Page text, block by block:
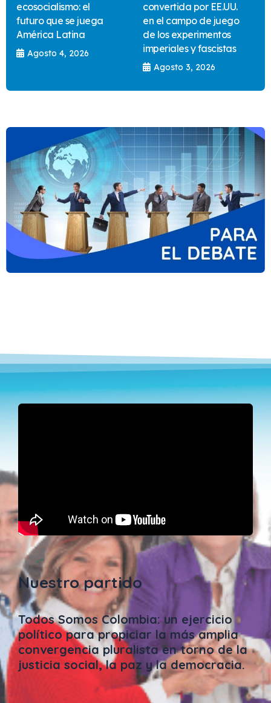
ecosocialismo: el
futuro que se juega
América Latina
Agosto 4, 2026
convertida por EE.UU.
en el campo de juego
de los experimentos
imperiales y fascistas
Agosto 3, 2026
Nuestro partido
Todos Somos Colombia: un ejercicio
político para propiciar la más amplia
convergencia pluralista en torno de la
justicia social, la paz y la democracia.